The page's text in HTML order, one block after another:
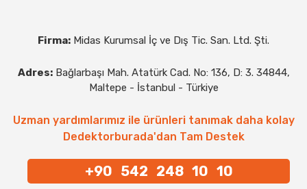
Firma: Midas Kurumsal İç ve Dış Tic. San. Ltd. Şti.
Adres: Bağlarbaşı Mah. Atatürk Cad. No: 136, D: 3. 34844,
Maltepe - İstanbul - Türkiye
Uzman yardımlarımız ile ürünleri tanımak daha kolay
Dedektorburada'dan Tam Destek
+90 542 248 10 10